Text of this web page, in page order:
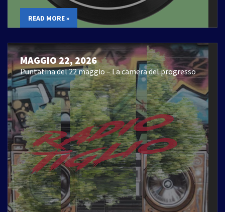
READ MORE »
MAGGIO 22, 2026
Puntatina del 22 maggio – La camera del progresso